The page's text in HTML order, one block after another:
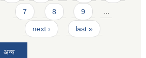
7 8 9 …
next › last »
अन्य